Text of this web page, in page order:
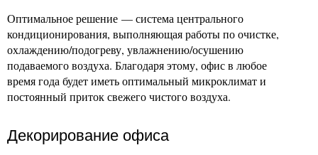
Оптимальное решение — система центрального
кондиционирования, выполняющая работы по очистке,
охлаждению/подогреву, увлажнению/осушению
подаваемого воздуха. Благодаря этому, офис в любое
время года будет иметь оптимальный микроклимат и
постоянный приток свежего чистого воздуха.
Декорирование офиса